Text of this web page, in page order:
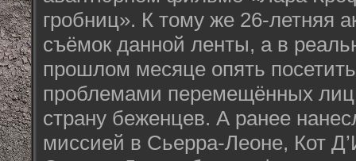
гробниц». К тому же 26-летняя
съёмок данной ленты, а в
прошлом месяце опять
проблемами перемещённых лиц
страну беженцев. А ранее
миссией в Сьерра-Леоне, Кот